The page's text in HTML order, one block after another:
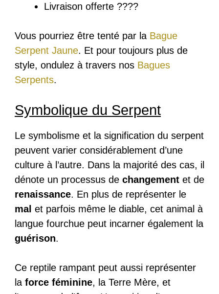
Livraison offerte ????
Vous pourriez être tenté par la Bague
Serpent Jaune. Et pour toujours plus de
style, ondulez à travers nos Bagues
Serpents.
Symbolique du Serpent
Le symbolisme et la signification du serpent
peuvent varier considérablement d’une
culture à l’autre. Dans la majorité des cas, il
dénote un processus de changement et de
renaissance. En plus de représenter le
mal et parfois même le diable, cet animal à
langue fourchue peut incarner également la
guérison.
Ce reptile rampant peut aussi représenter
la force féminine, la Terre Mère, et